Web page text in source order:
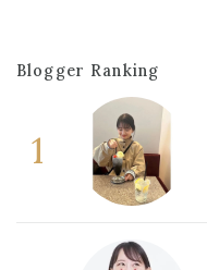
Blogger Ranking
1